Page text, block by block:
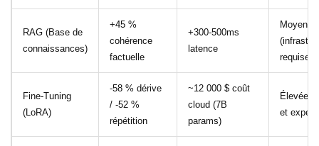
RAG (Base de
connaissances)
+45 %
cohérence
factuelle
+300-500ms
latence
Moyenne
requise)
Fine-Tuning
(LoRA)
-58 % dérive
/ -52 %
répétition
~12 000 $ coût
cloud (7B
params)
Élevée
et